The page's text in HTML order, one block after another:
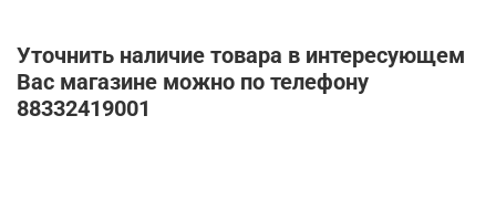
Уточнить наличие товара в интересующем
Вас магазине можно по телефону
88332419001